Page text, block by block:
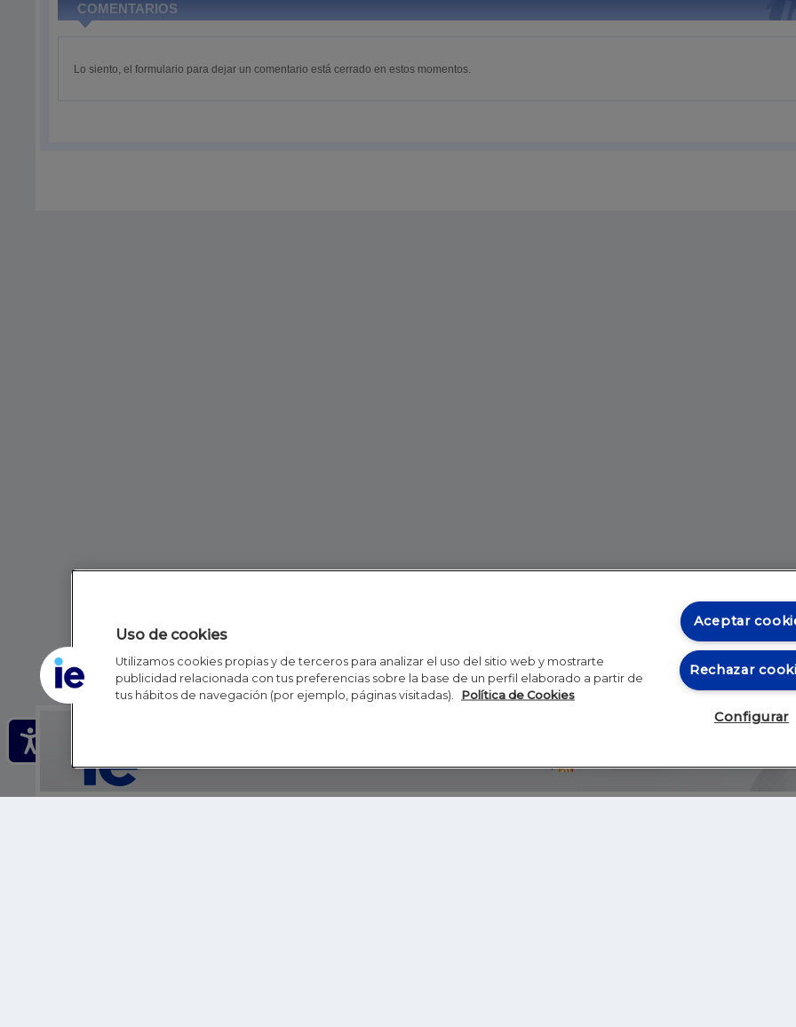
COMENTARIOS
Lo siento, el formulario para dejar un comentario está cerrado en estos momentos.
Inicio RSS
Uso de cookies
Utilizamos cookies propias y de terceros para analizar el uso del sitio web y mostrarte
publicidad relacionada con tus preferencias sobre la base de un perfil elaborado a partir de
tus hábitos de navegación (por ejemplo, páginas visitadas).
Política de Cookies
Aceptar
Rechazar
Configurar